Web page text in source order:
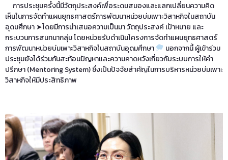
การประชุมครั้งนี้มีวัตถุประสงค์เพื่อระดมสมองและแลกเปลี่ยนความคิด
เห็นในการจัดทำแผนยุทธศาสตร์การพัฒนาหน่วยบ่มเพาะวิสาหกิจในสถาบัน
อุดมศึกษา ➤โดยมีการนำเสนอความเป็นมา วัตถุประสงค์ เป้าหมาย และ
กระบวนการสนทนากลุ่ม โดยหน่วยรับดำเนินโครงการจัดทำแผนยุทธศาสตร์
การพัฒนาหน่วยบ่มเพาะวิสาหกิจในสถาบันอุดมศึกษา
นอกจากนี้ ผู้เข้าร่วม
ประชุมยังได้ร่วมกันสะท้อนปัญหาและความคาดหวังเกี่ยวกับระบบการให้คำ
ปรึกษา (Mentoring System) ซึ่งเป็นปัจจัยสำคัญในการบริหารหน่วยบ่มเพาะ
วิสาหกิจให้มีประสิทธิภาพ